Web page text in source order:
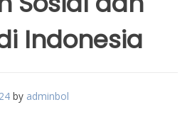
Indonesia
by adminbol